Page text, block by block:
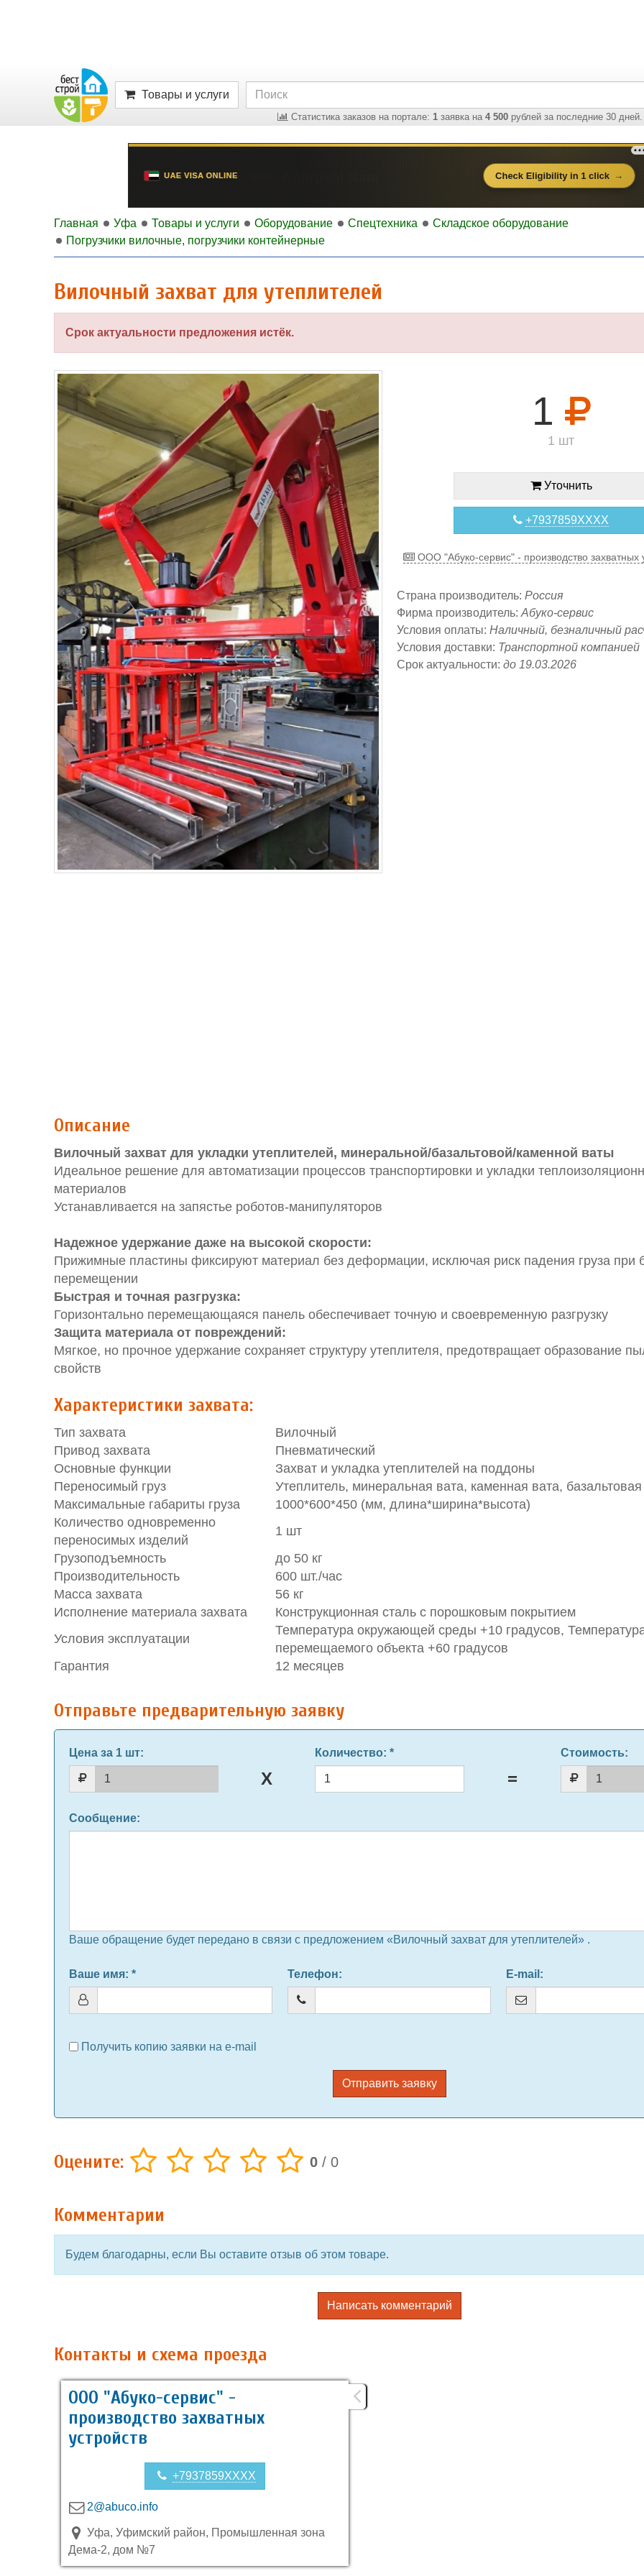
Товары и услуги
Статистика заказов на портале: 1заявка на 4 500рублей за последние 30 дней.
Главная Уфа Товары и услуги Оборудование Спецтехника
Складское оборудование
Погрузчики вилочные, погрузчики контейнерные
Вилочный захват для утеплителей
Срок актуальности предложения истёк.
1
1 шт
Уточнить
+7937859XXXX
ООО "Абуко-сервис" - производство захватных
Страна производитель: Россия
Фирма производитель: Абуко-сервис
Условия оплаты: Наличный, безналичный
Условия доставки: Транспортной компанией
Срок актуальности: до 19.03.2026
Описание
Вилочный захват для укладки утеплителей, минеральной/базальтовой/каменной ваты
Идеальное решение для автоматизации процессов транспортировки и укладки
материалов
Устанавливается на запястье роботов-манипуляторов
Надежное удержание даже на высокой скорости:
Прижимные пластины фиксируют материал без деформации, исключая риск падения груза при
перемещении
Быстрая и точная разгрузка:
Горизонтально перемещающаяся панель обеспечивает точную и своевременную разгрузку
Защита материала от повреждений:
Мягкое, но прочное удержание сохраняет структуру утеплителя, предотвращает образование
свойств
Характеристики захвата:
Тип захвата
Вилочный
Привод захвата
Пневматический
Основные функции
Захват и укладка утеплителей на поддоны
Переносимый груз
Утеплитель, минеральная вата, каменная вата,
Максимальные габариты груза
1000*600*450 (мм, длина*ширина*высота)
Количество одновременно
переносимых изделий
1 шт
Грузоподъемность
до 50 кг
Производительность
600 шт./час
Масса захвата
56 кг
Исполнение материала захвата
Конструкционная сталь с порошковым покрытием
Условия эксплуатации
Температура окружающей среды +10 градусов,
перемещаемого объекта +60 градусов
Гарантия
12 месяцев
Отправьте предварительную заявку
Цена за 1 шт: Количество: * Стоимость:
Сообщение:
Ваше обращение будет передано в связи с предложением «Вилочный захват для утеплителей» .
Ваше имя: * Телефон: E-mail :
Получить копию заявки на e-mail
Отправить заявку
Оцените: 0 / 0
Комментарии
Будем благодарны, если Вы оставите отзыв об этом товаре.
Написать комментарий
Контакты и схема проезда
ООО "Абуко-сервис" -
производство захватных
устройств
+7937859XXXX
2@abuco.info
Уфа, Уфимский район, Промышленная зона
Дема-2, дом №7